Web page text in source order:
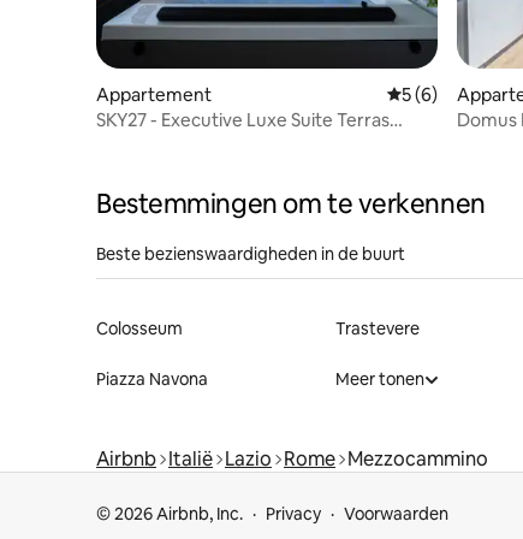
Appartement Gemiddelde
5 (6)
SKY27 - Executive Luxe Suite Terras
Bestemmingen om te verkennen
Beste bezienswaardigheden in de buurt
Colosseum Trastevere
Piazza Navona Meer tonen
Airbnb Italië Lazio Rome Mezzocammino
© 2026 Airbnb, Inc. Privacy Voorwaarden